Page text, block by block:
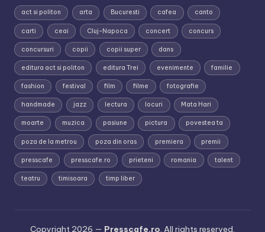
act si politon arta Bucuresti cafea canto
carti ceai Cluj-Napoca concert concurs
concursuri copii copii super dans
editura act si politon editura Trei evenimente familie
fashion festival film filme fotografie
handmade jazz lectura locuri Mata Hari
moarte muzica pasiune pictura povestea ta
poza de la metrou poza din oras premiera premii
presscafe presscafe.ro prieteni romania talent
teatru timisoara timp liber
Copyright 2026 — Presscafe.ro. All rights reserved.